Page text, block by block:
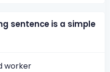
sentence is a simple
worker